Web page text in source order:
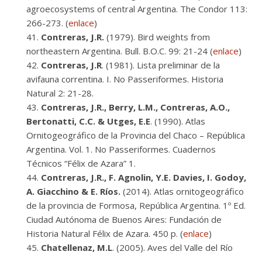
agroecosystems of central Argentina. The Condor 113:
266-273. (enlace)
Contreras, J.R. (1979). Bird weights from
northeastern Argentina. Bull. B.O.C. 99: 21-24 (enlace)
Contreras, J.R. (1981). Lista preliminar de la
avifauna correntina. I. No Passeriformes. Historia
Natural 2: 21-28.
Contreras, J.R., Berry, L.M., Contreras, A.O.,
Bertonatti, C.C. & Utges, E.E. (1990). Atlas
Ornitogeográfico de la Provincia del Chaco – República
Argentina. Vol. 1. No Passeriformes. Cuadernos
Técnicos “Félix de Azara” 1.
Contreras, J.R., F. Agnolin, Y.E. Davies, I. Godoy,
A. Giacchino & E. Ríos. (2014). Atlas ornitogeográfico
de la provincia de Formosa, República Argentina. 1º Ed.
Ciudad Autónoma de Buenos Aires: Fundación de
Historia Natural Félix de Azara. 450 p. (enlace)
Chatellenaz, M.L. (2005). Aves del Valle del Río